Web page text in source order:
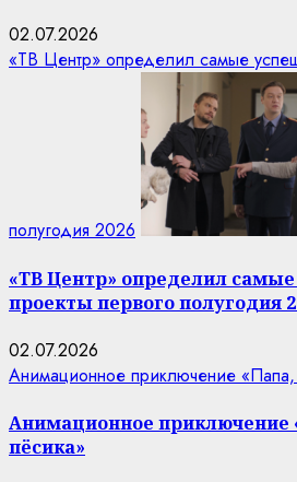
02.07.2026
«ТВ Центр» определил самые
полугодия 2026
«ТВ Центр» определил
проекты первого полугодия
02.07.2026
Анимационное приключение «Папа,
Анимационное приключение
пёсика»